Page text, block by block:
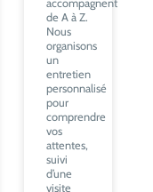
accompagnent
de A à Z.
Nous
organisons
un
entretien
personnalisé
pour
comprendre
vos
attentes,
suivi
d’une
visite